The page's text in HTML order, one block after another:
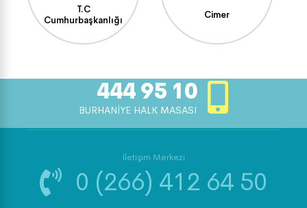
T.C
Cumhurbaşkanlığı
Cimer
444 95 10
BURHANİYE HALK MASASI
İletişim Merkezi
0 (266) 412 64 50